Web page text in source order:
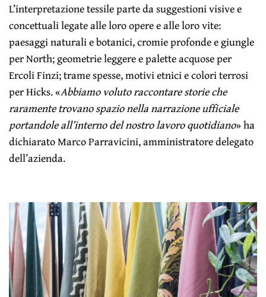
L’interpretazione tessile parte da suggestioni visive e
concettuali legate alle loro opere e alle loro vite:
paesaggi naturali e botanici, cromie profonde e giungle
per North; geometrie leggere e palette acquose per
Ercoli Finzi; trame spesse, motivi etnici e colori terrosi
per Hicks. «Abbiamo voluto raccontare storie che
raramente trovano spazio nella narrazione ufficiale
portandole all’interno del nostro lavoro quotidiano» ha
dichiarato Marco Parravicini, amministratore delegato
dell’azienda.